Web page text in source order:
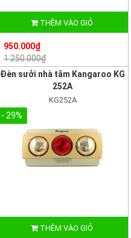
THÊM VÀO GIỎ
950.000₫
1.250.000₫
Đèn sưởi nhà tắm Kangaroo KG
252A
KG252A
- 29%
THÊM VÀO GIỎ